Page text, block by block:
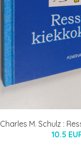
Charles M. Schulz :
10.5